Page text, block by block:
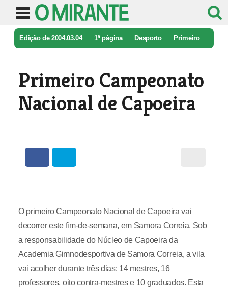
Edição de 2004.03.04 1ª página Desporto Primeiro
Primeiro Campeonato
Nacional de Capoeira
O primeiro Campeonato Nacional de Capoeira vai
decorrer este fim-de-semana, em Samora Correia. Sob
a responsabilidade do Núcleo de Capoeira da
Academia Gimnodesportiva de Samora Correia, a vila
vai acolher durante três dias: 14 mestres, 16
professores, oito contra-mestres e 10 graduados. Esta